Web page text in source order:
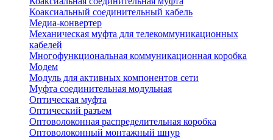
Коаксиальный соединительный кабель
Медиа-конвертер
Механическая муфта для телекоммуникационных
кабелей
Многофункциональная коммуникационная коробка
Модем
Модуль для активных компонентов сети
Муфта соединительная модульная
Оптическая муфта
Оптический разъем
Оптоволоконная распределительная коробка
Оптоволоконный монтажный шнур